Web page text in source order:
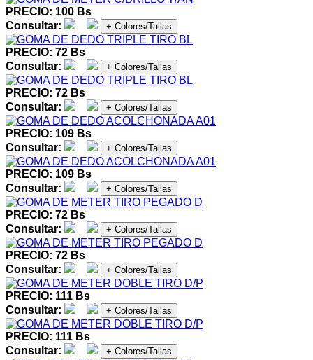
PRECIO: 100 Bs
Consultar:
+ Colores/Tallas
PRECIO: 72 Bs
Consultar:
+ Colores/Tallas
PRECIO: 72 Bs
Consultar:
+ Colores/Tallas
PRECIO: 109 Bs
Consultar:
+ Colores/Tallas
PRECIO: 109 Bs
Consultar:
+ Colores/Tallas
PRECIO: 72 Bs
Consultar:
+ Colores/Tallas
PRECIO: 72 Bs
Consultar:
+ Colores/Tallas
PRECIO: 111 Bs
Consultar:
+ Colores/Tallas
PRECIO: 111 Bs
Consultar:
+ Colores/Tallas